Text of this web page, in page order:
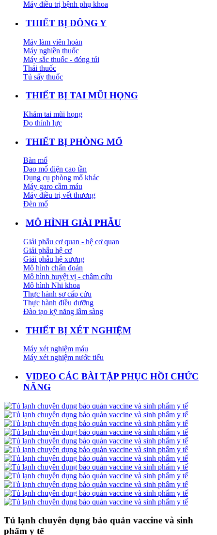
Máy điều trị bệnh phụ khoa
THIẾT BỊ ĐÔNG Y
Máy làm viên hoàn
Máy nghiền thuốc
Máy sắc thuốc - đóng túi
Thái thuốc
Tủ sấy thuốc
THIẾT BỊ TAI MŨI HỌNG
Khám tai mũi họng
Đo thính lực
THIẾT BỊ PHÒNG MỔ
Bàn mổ
Dao mổ điện cao tần
Dụng cụ phòng mổ khác
Máy garo cầm máu
Máy điều trị vết thương
Đèn mổ
MÔ HÌNH GIẢI PHẪU
Giải phẫu cơ quan - hệ cơ quan
Giải phẫu hệ cơ
Giải phẫu hệ xương
Mô hình chẩn đoán
Mô hình huyệt vị - châm cứu
Mô hình Nhi khoa
Thực hành sơ cấp cứu
Thực hành điều dưỡng
Đào tạo kỹ năng lâm sàng
THIẾT BỊ XÉT NGHIỆM
Máy xét nghiệm máu
Máy xét nghiệm nước tiểu
VIDEO CÁC BÀI TẬP PHỤC HỒI CHỨC
NĂNG
Tủ lạnh chuyên dụng bảo quản vaccine và sinh
phẩm y tế